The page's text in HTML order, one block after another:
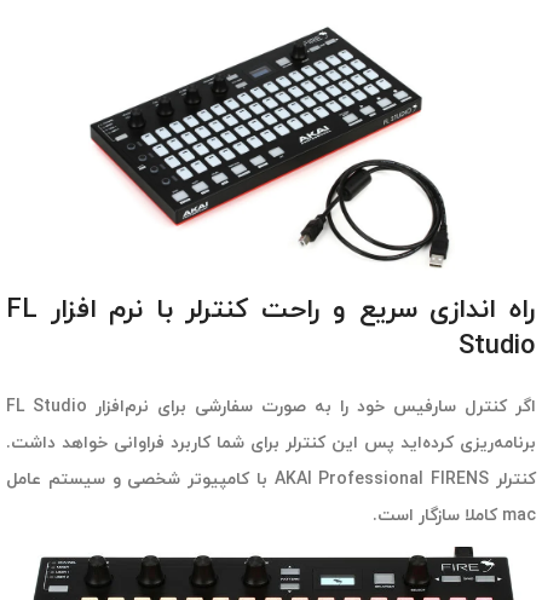
راه اندازی سریع و راحت کنترلر با نرم افزار FL
Studio
اگر کنترل سارفیس خود را به صورت سفارشی برای نرم‌افزار FL Studio
برنامه‌ریزی کرده‌اید پس این کنترلر برای شما کاربرد فراوانی خواهد داشت.
کنترلر AKAI Professional FIRENS با کامپیوتر شخصی و سیستم عامل
mac کاملا سازگار است.